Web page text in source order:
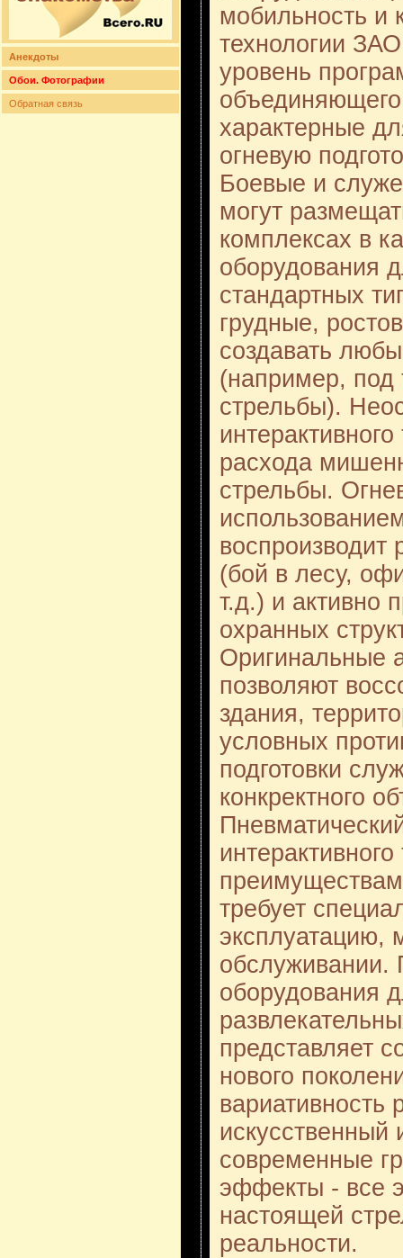
Анекдоты
Обои. Фотографии
Обратная связь
мобильность и
технологии
уровень
характерные
огневую
Боевые и
могут
комплексах в
оборудования
стандартных
грудные,
создавать
(например, под
стрельбы).
расхода
стрельбы.
(бой в лесу,
т.д.) и активно
охранных
Оригинальные
позволяют
здания,
условных
подготовки
конкректного
требует
эксплуатацию,
обслуживании.
оборудования
представляет
нового
вариативность
искусственный
современные
эффекты - все
настоящей
реальности.